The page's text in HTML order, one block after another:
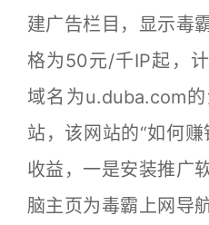
建广告栏目，显示毒
格为50元/千IP起，
域名为u.duba.com
站，该网站的“如何
收益，一是安装推广
脑主页为毒霸上网导